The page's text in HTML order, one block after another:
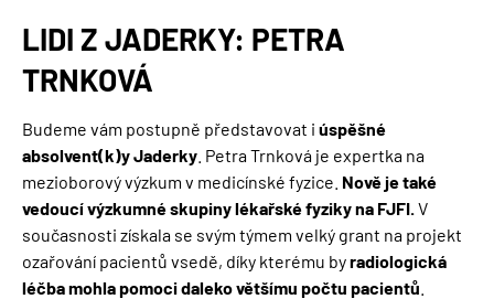
LIDI Z JADERKY: PETRA
TRNKOVÁ
Budeme vám postupně představovat i úspěšné
absolvent(k)y Jaderky . Petra Trnková je expertka na
mezioborový výzkum v medicínské fyzice. Nově je také
vedoucí výzkumné skupiny lékařské fyziky na FJFI. V
současnosti získala se svým týmem velký grant na projekt
ozařování pacientů vsedě, díky kterému byradiologická
léčba mohla pomoci daleko většímu počtu pacientů